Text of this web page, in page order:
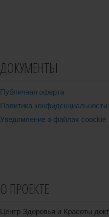
ДОКУМЕНТЫ
Публичная оферта
Политика конфиденциальности
Уведомление о файлах coockie
О ПРОЕКТЕ
Центр Здоровья и Красоты